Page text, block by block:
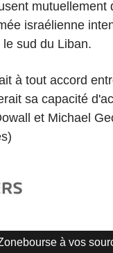
mutuellement
israélienne
sud du Liban.
à tout accord
sa capacité
et Michael
à vos